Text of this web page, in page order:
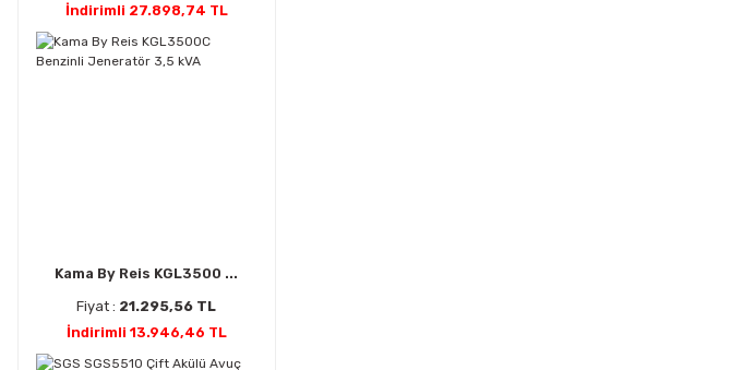
İndirimli 27.898,74 TL
Kama By Reis KGL3500 ...
Fiyat : 21.295,56 TL
İndirimli 13.946,46 TL